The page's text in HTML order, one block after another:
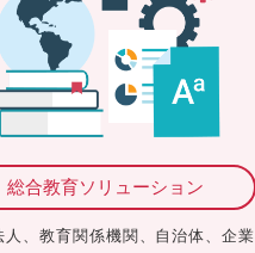
総合教育ソリューション
人、教育関係機関、自治体、企業